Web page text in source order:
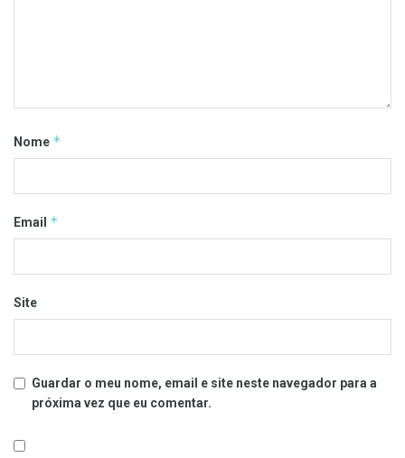
Nome *
Email *
Site
Guardar o meu nome, email e site neste navegador para a
próxima vez que eu comentar.